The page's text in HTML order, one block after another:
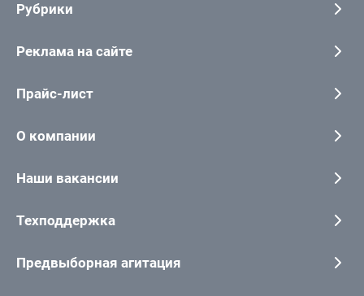
Рубрики
Реклама на сайте
Прайс-лист
О компании
Наши вакансии
Техподдержка
Предвыборная агитация